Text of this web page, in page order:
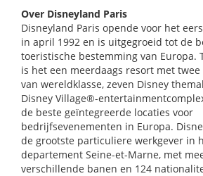
Over Disneyland Paris
Disneyland Paris opende voor het
in april 1992 en is uitgegroeid tot de
toeristische bestemming van Europa.
is het een meerdaags resort met
van wereldklasse, zeven Disney
Disney Village®-
de beste geïntegreerde locaties voor
bedrijfsevenementen in Europa.
de grootste particuliere werkgever in
departement Seine-et-Marne, met
verschillende banen en 124